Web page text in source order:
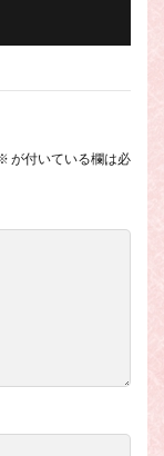
が付いている欄は必